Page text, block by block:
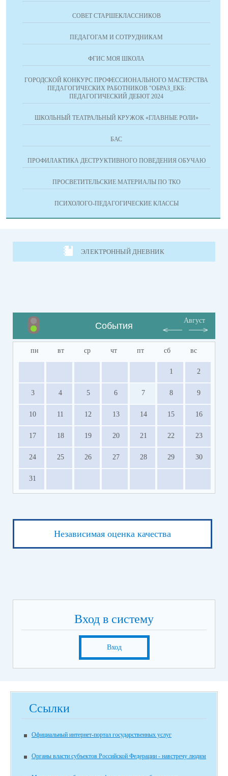
СОВЕТ СТАРШЕКЛАССНИКОВ
ПЕДАГОГАМ И СОТРУДНИКАМ
ФГИС МОЯ ШКОЛА
ГОРОДСКОЙ КОНКУРС ПРОФЕССИОНАЛЬНОГО МАСТЕРСТВА
ПЕДАГОГИЧЕСКИХ РАБОТНИКОВ "ОБРАЗ_ЕКБ:
ПЕДАГОГИЧЕСКИЙ ДЕБЮТ 2024
ШКОЛЬНЫЙ ТЕАТРАЛЬНЫЙ КРУЖОК «ГЛАВНЫЕ РОЛИ»
БАС
ПРОФИЛАКТИКА ДЕСТРУКТИВНОГО ПОВЕДЕНИЯ ОБУЧАЮ
ПРОСВЕТИТЕЛЬСКИЕ МАТЕРИАЛЫ ПО ТКО
ПСИХОЛОГО-ПЕДАГОГИЧЕСКИЕ КЛАССЫ
ЭЛЕКТРОННЫЙ ДНЕВНИК
События
Август
пн вт ср чт пт сб вс
1 2
3 4 5 6 7 8 9
10 11 12 13 14 15 16
17 18 19 20 21 22 23
24 25 26 27 28 29 30
31
Независимая оценка качества
Вход в систему
Вход
Ссылки
Официальный интернет-портал государственных услуг
Органы власти субъектов Российской Федерации - навстречу людям